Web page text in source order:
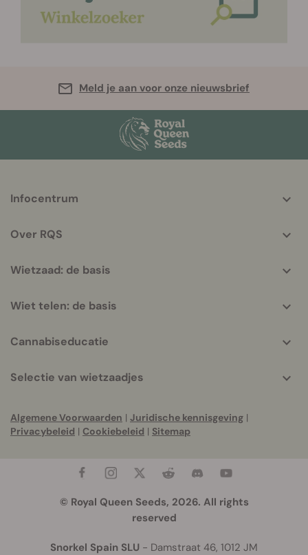
Meld je aan voor onze nieuwsbrief
helpful
Infocentrum
Over RQS
Wietzaad: de basis
Wiet telen: de basis
Cannabiseducatie
Selectie van wietzaadjes
Algemene Voorwaarden | Juridische kennisgeving |
Privacybeleid | Cookiebeleid | Sitemap
© Royal Queen Seeds, 2026. All rights
reserved
Snorkel Spain SLU - Damstraat 46, 1012 JM